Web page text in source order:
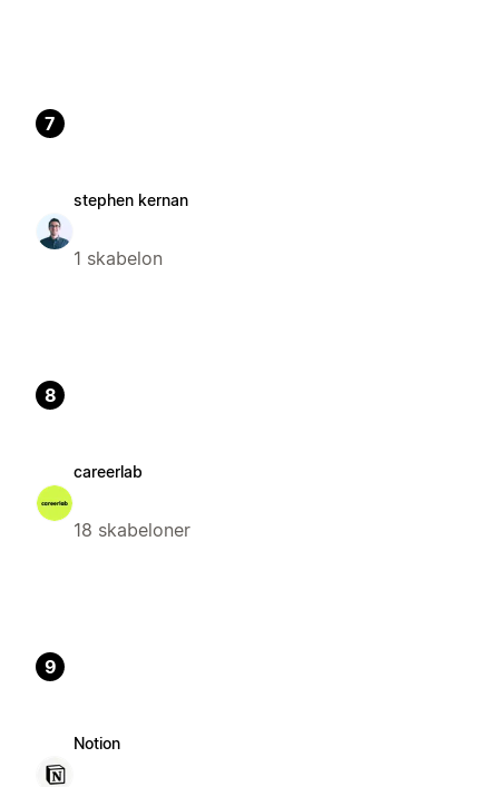
7
stephen kernan
1 skabelon
8
careerlab
18 skabeloner
9
Notion